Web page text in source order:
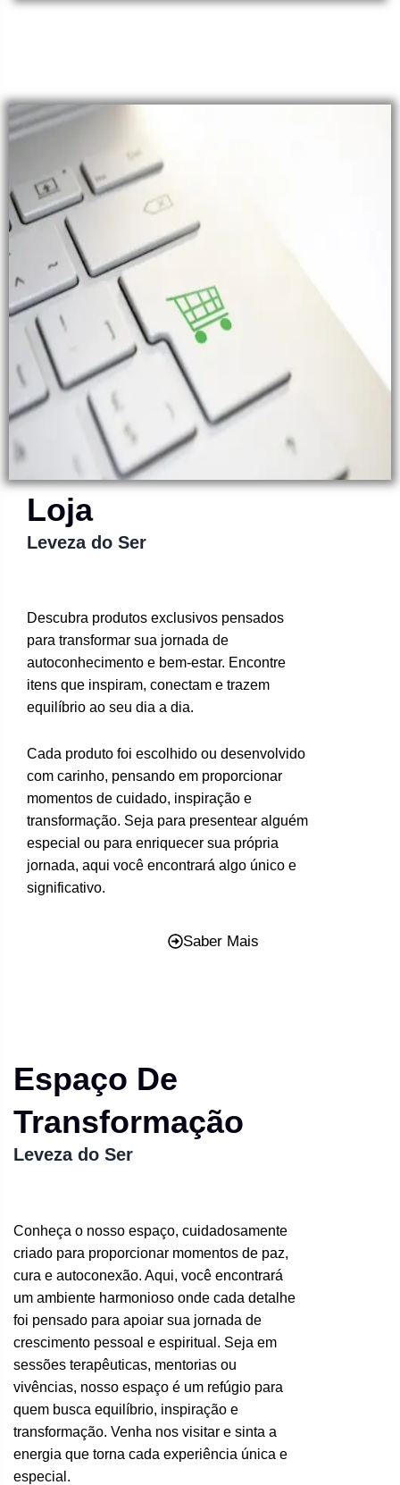
Loja
Leveza do Ser
Descubra produtos exclusivos pensados
para transformar sua jornada de
autoconhecimento e bem-estar. Encontre
itens que inspiram, conectam e trazem
equilíbrio ao seu dia a dia.
Cada produto foi escolhido ou desenvolvido
com carinho, pensando em proporcionar
momentos de cuidado, inspiração e
transformação. Seja para presentear alguém
especial ou para enriquecer sua própria
jornada, aqui você encontrará algo único e
significativo.
Saber Mais
Espaço De
Transformação
Leveza do Ser
Conheça o nosso espaço, cuidadosamente
criado para proporcionar momentos de paz,
cura e autoconexão. Aqui, você encontrará
um ambiente harmonioso onde cada detalhe
foi pensado para apoiar sua jornada de
crescimento pessoal e espiritual. Seja em
sessões terapêuticas, mentorias ou
vivências, nosso espaço é um refúgio para
quem busca equilíbrio, inspiração e
transformação. Venha nos visitar e sinta a
energia que torna cada experiência única e
especial.